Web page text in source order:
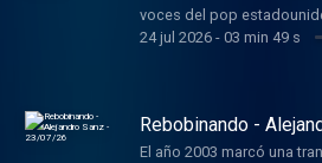
voces del pop
de los nombres más
24 jul 2026- 03 min 49 s
Rebobinando -
23/07/26
El año 2003 marcó una